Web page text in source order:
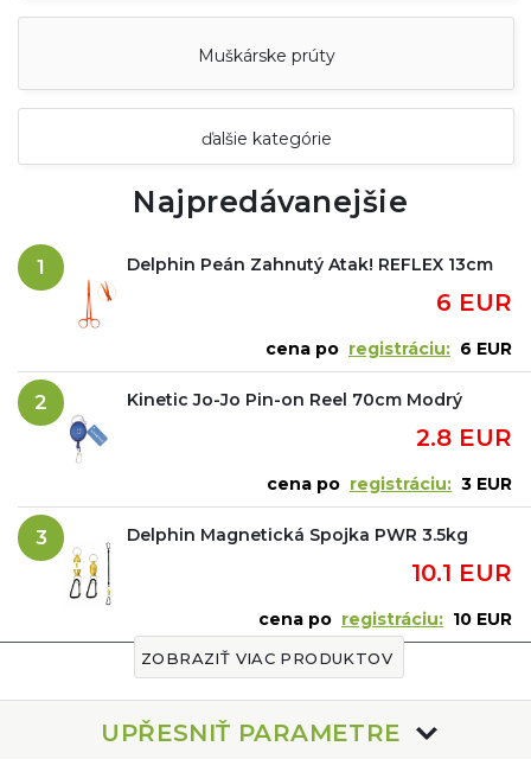
Muškárske prúty
ďalšie kategórie
Najpredávanejšie
1 Delphin Peán Zahnutý Atak! REFLEX 13cm
6 EUR
cena po registráciu: 6 EUR
2 Kinetic Jo-Jo Pin-on Reel 70cm Modrý
2.8 EUR
cena po registráciu: 3 EUR
3 Delphin Magnetická Spojka PWR 3.5kg
10.1 EUR
cena po registráciu: 10 EUR
ZOBRAZIŤ VIAC PRODUKTOV
UPŘESNIŤ PARAMETRE